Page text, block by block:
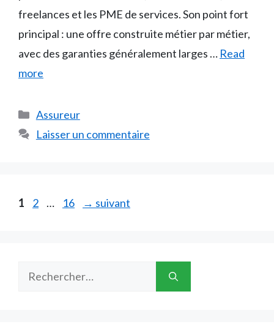
freelances et les PME de services. Son point fort
principal : une offre construite métier par métier,
avec des garanties généralement larges … Read
more
Catégories
Assureur
Laisser un commentaire
Page
1 Page
2 … Page
16 → suivant
Rechercher :